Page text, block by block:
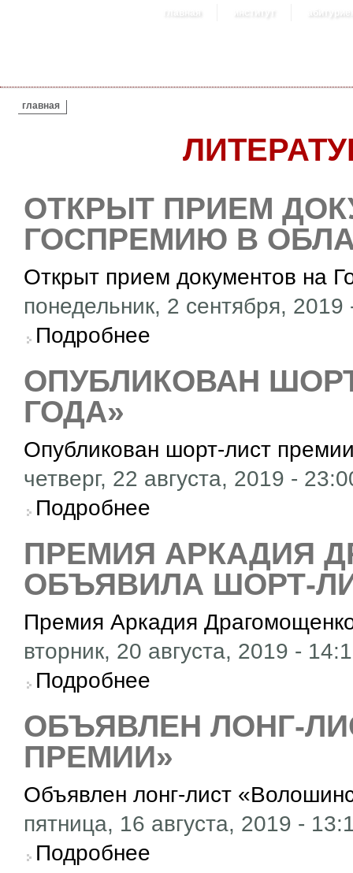
главная институт
ВЫ ЗДЕСЬ
главная
ОТКРЫТ ПРИЕМ
ГОСПРЕМИЮ В
Открыт прием документов на
понедельник, 2 сентября, 2019
Подробнее
ОПУБЛИКОВАН
ГОДА»
Опубликован шорт-лист
четверг, 22 августа, 2019 -
Подробнее
ПРЕМИЯ АРКАДИЯ
ОБЪЯВИЛА ШОРТ-
Премия Аркадия
вторник, 20 августа, 2019 -
Подробнее
ОБЪЯВЛЕН ЛОНГ-
ПРЕМИИ»
Объявлен лонг-лист
пятница, 16 августа, 2019 -
Подробнее